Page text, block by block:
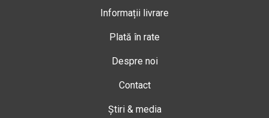
Informații livrare
Plată în rate
Despre noi
Contact
Știri & media